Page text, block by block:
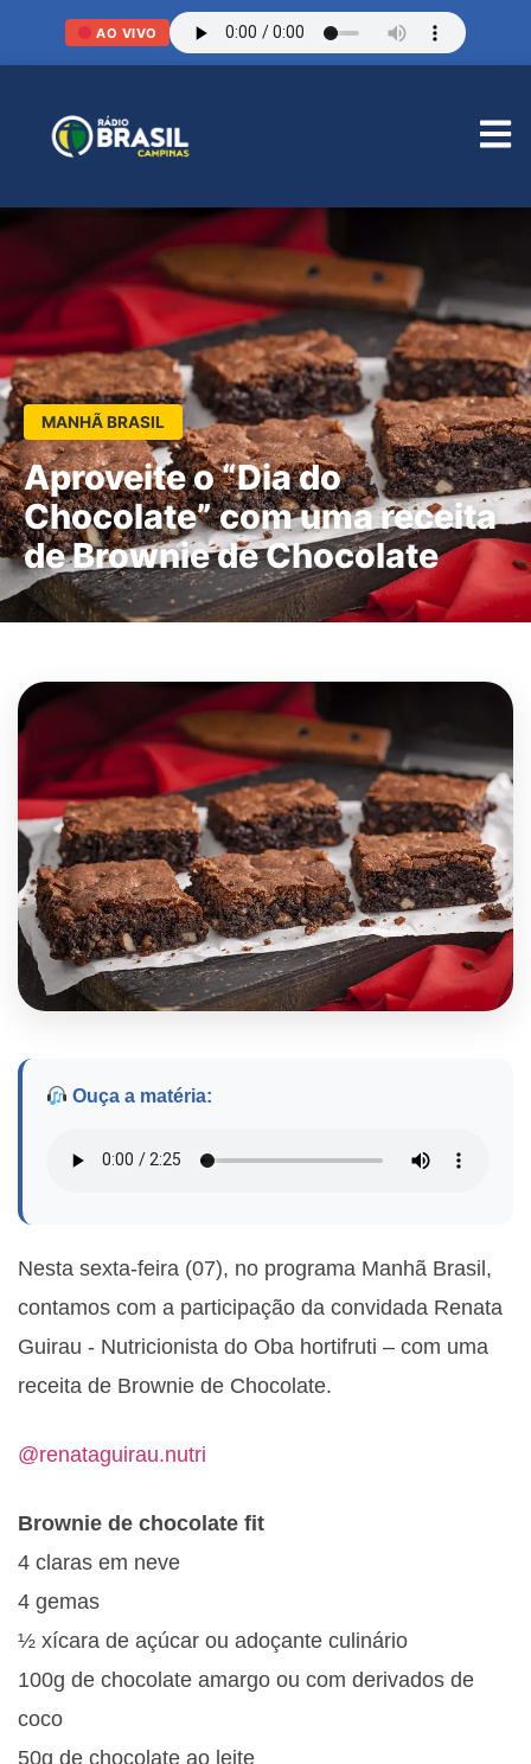
AO VIVO
MANHÃ BRASIL
Aproveite o “Dia do
Chocolate” com uma receita
de Brownie de Chocolate
Ouça a matéria:
Nesta sexta-feira (07), no programa Manhã Brasil,
contamos com a participação da convidada Renata
Guirau - Nutricionista do Oba hortifruti – com uma
receita de Brownie de Chocolate.
@renataguirau.nutri
Brownie de chocolate fit
4 claras em neve
4 gemas
½ xícara de açúcar ou adoçante culinário
100g de chocolate amargo ou com derivados de
coco
50g de chocolate ao leite